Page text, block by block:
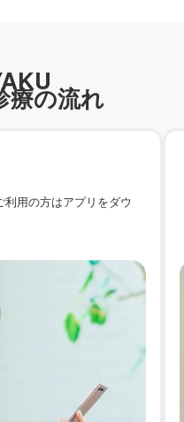
療の流れ
用の方はアプリをダウ